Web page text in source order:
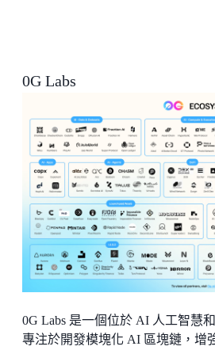
0G Labs
0G Labs 是一個位於 AI 人工智慧
專注於開發模塊化 AI 區塊鏈，增